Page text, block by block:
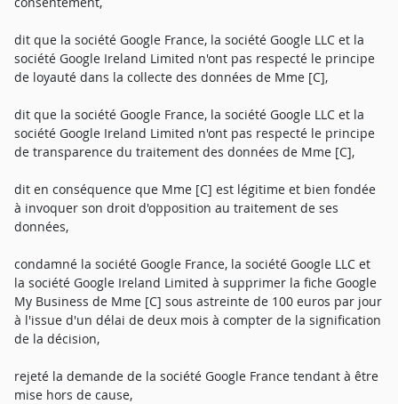
dit que la société Google France, la société Google LLC et la
société Google Ireland Limited n'ont pas respecté le principe
de loyauté dans la collecte des données de Mme [C],
dit que la société Google France, la société Google LLC et la
société Google Ireland Limited n'ont pas respecté le principe
de transparence du traitement des données de Mme [C],
dit en conséquence que Mme [C] est légitime et bien fondée
à invoquer son droit d'opposition au traitement de ses
données,
condamné la société Google France, la société Google LLC et
la société Google Ireland Limited à supprimer la fiche Google
My Business de Mme [C] sous astreinte de 100 euros par jour
à l'issue d'un délai de deux mois à compter de la signification
de la décision,
rejeté la demande de la société Google France tendant à être
mise hors de cause,